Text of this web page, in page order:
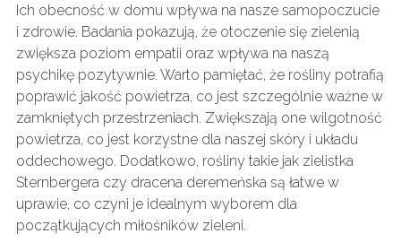
Ich obecność w domu wpływa na nasze samopoczucie
i zdrowie. Badania pokazują, że otoczenie się zielenią
zwiększa poziom empatii oraz wpływa na naszą
psychikę pozytywnie. Warto pamiętać, że rośliny potrafią
poprawić jakość powietrza, co jest szczególnie ważne w
zamkniętych przestrzeniach. Zwiększają one wilgotność
powietrza, co jest korzystne dla naszej skóry i układu
oddechowego. Dodatkowo, rośliny takie jak zielistka
Sternbergera czy dracena deremeńska są łatwe w
uprawie, co czyni je idealnym wyborem dla
początkujących miłośników zieleni.